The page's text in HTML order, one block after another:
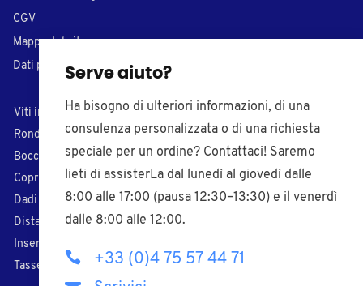
Serve aiuto?
Ha bisogno di ulteriori informazioni, di una
consulenza personalizzata o di una richiesta
speciale per un ordine? Contattaci! Saremo
lieti di assisterLa dal lunedì al giovedì dalle
8:00 alle 17:00 (pausa 12:30–13:30) e il venerdì
dalle 8:00 alle 12:00.
+33 (0)4 75 57 44 71
CGV
Mappa del sito
Dati personali
Viti in plastica
Tappi di chiusura
Rondelle in plastica
Inserti per tubi
Boccole in plastica
Puntali di plastica
Coprivite in plastica
Piedi regolabili
Dadi in plastica
Pomelli filettati
Distanziali
Paracolpi adesivi
Inserti filettati
Tasselli
Pressacavi